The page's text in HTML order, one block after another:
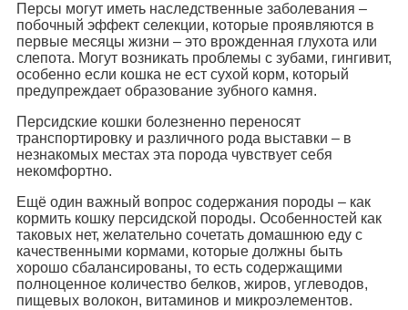
Персы могут иметь наследственные заболевания –
побочный эффект селекции, которые проявляются в
первые месяцы жизни – это врожденная глухота или
слепота. Могут возникать проблемы с зубами, гингивит,
особенно если кошка не ест сухой корм, который
предупреждает образование зубного камня.
Персидские кошки болезненно переносят
транспортировку и различного рода выставки – в
незнакомых местах эта порода чувствует себя
некомфортно.
Ещё один важный вопрос содержания породы – как
кормить кошку персидской породы. Особенностей как
таковых нет, желательно сочетать домашнюю еду с
качественными кормами, которые должны быть
хорошо сбалансированы, то есть содержащими
полноценное количество белков, жиров, углеводов,
пищевых волокон, витаминов и микроэлементов.